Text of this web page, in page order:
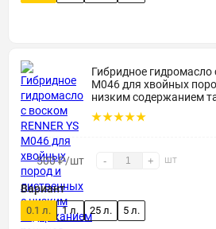
Гибридное гидромасло
M046 для хвойных
низким содержанием
500₽/шт - + шт
Вариант
0.1 л. 1 л. 25 л. 5 л.